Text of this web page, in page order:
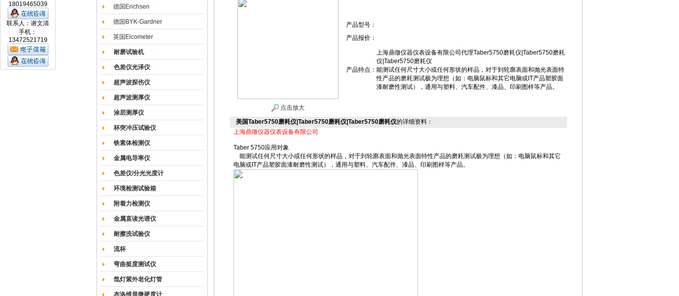
18019465039
联系人：谢文清
手机：
13472521719
德国Erichsen
德国BYK-Gardner
英国Elcometer
耐磨试验机
色差仪光泽仪
超声波探伤仪
超声波测厚仪
涂层测厚仪
杯突冲压试验仪
铁素体检测仪
金属电导率仪
色差仪/分光光度计
环境检测试验箱
附着力检测仪
金属直读光谱仪
耐擦洗试验仪
流杯
弯曲挺度测试仪
氙灯紫外老化灯管
布洛维显微硬度计
点击放大
产品型号：
产品报价：
产品特点：
上海鼎徵仪器仪表设备有限公司代理Taber5750磨耗仪|Taber5750磨耗
仪|Taber5750磨耗仪
能测试任何尺寸大小或任何形状的样品，对于到轮廓表面和抛光表面特
性产品的磨耗测试极为理想（如：电脑鼠标和其它电脑或IT产品塑胶面
漆耐磨性测试），通用与塑料、汽车配件、漆品、印刷图样等产品。
美国Taber5750磨耗仪|Taber5750磨耗仪|Taber5750磨耗仪的详细资料：
上海鼎徵仪器仪表设备有限公司
Taber 5750应用对象
能测试任何尺寸大小或任何形状的样品，对于到轮廓表面和抛光表面特性产品的磨耗测试极为理想（如：电脑鼠标和其它
电脑或IT产品塑胶面漆耐磨性测试），通用与塑料、汽车配件、漆品、印刷图样等产品。